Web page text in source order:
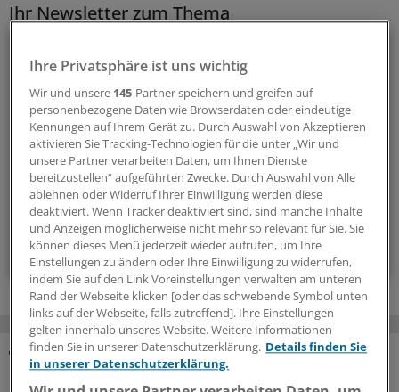
Ihr Newsletter zum Thema
Die Sonntagslektüre: Lesen Sie Wissenswertes und
Nützliches für Ihre tägliche Arbeit, lassen Sie sich von
Kolleginnen und Kollegen inspirieren - und seien Sie immer
einen Schritt voraus.
wöchentlich (Sonntag)
Zum Abonnieren bitte anmelden
MEHR ZUM THEMA
Ihre Privatsphäre ist uns wichtig
Wir und unsere 145-Partner speichern und greifen auf
personenbezogene Daten wie Browserdaten oder eindeutige
Kennungen auf Ihrem Gerät zu. Durch Auswahl von Akzeptieren
aktivieren Sie Tracking-Technologien für die unter „Wir und
unsere Partner verarbeiten Daten, um Ihnen Dienste
bereitzustellen“ aufgeführten Zwecke. Durch Auswahl von Alle
ablehnen oder Widerruf Ihrer Einwilligung werden diese
deaktiviert. Wenn Tracker deaktiviert sind, sind manche Inhalte
und Anzeigen möglicherweise nicht mehr so relevant für Sie. Sie
können dieses Menü jederzeit wieder aufrufen, um Ihre
Einstellungen zu ändern oder Ihre Einwilligung zu widerrufen,
indem Sie auf den Link Voreinstellungen verwalten am unteren
Rand der Webseite klicken [oder das schwebende Symbol unten
links auf der Webseite, falls zutreffend]. Ihre Einstellungen
gelten innerhalb unseres Website. Weitere Informationen
finden Sie in unserer Datenschutzerklärung. Details finden Sie
in unserer Datenschutzerklärung.